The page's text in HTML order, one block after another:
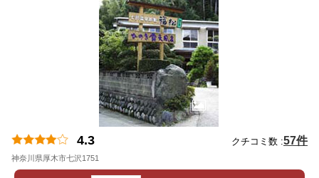
4.3 クチコミ数 :57件
神奈川県厚木市七沢1751